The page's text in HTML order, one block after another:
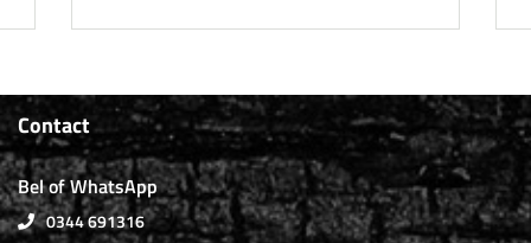
Contact
Bel of WhatsApp
0344 691316